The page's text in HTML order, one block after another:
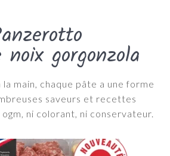
gorgonzola
main, chaque pâte a une forme
saveurs et recettes
ogm, ni colorant, ni conservateur.